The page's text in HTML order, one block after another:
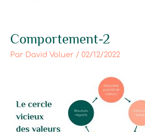
Comportement-2
Par David Voluer / 02/12/2022
navigation